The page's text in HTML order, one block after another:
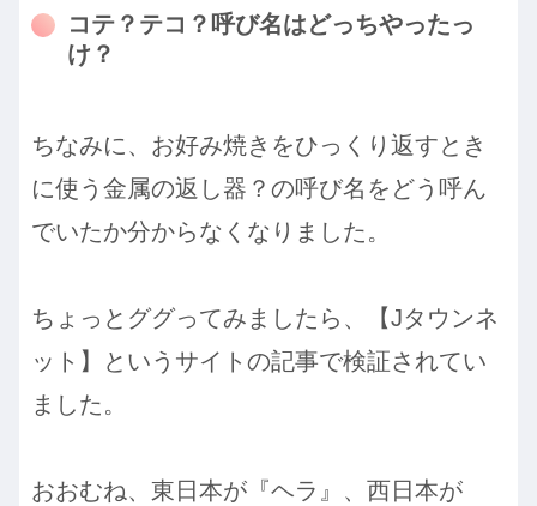
コテ？テコ？呼び名はどっちやったっ
け？
ちなみに、お好み焼きをひっくり返すとき
に使う金属の返し器？の呼び名をどう呼ん
でいたか分からなくなりました。
ちょっとググってみましたら、【Jタウンネ
ット】というサイトの記事で検証されてい
ました。
おおむね、東日本が『ヘラ』、西日本が